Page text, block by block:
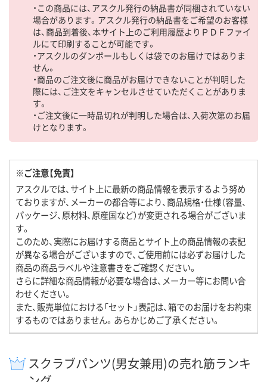
・この商品には、アスクル発行の納品書が同梱されていない
場合があります。アスクル発行の納品書をご希望のお客様
は、商品到着後、本サイト上のご利用履歴よりＰＤＦファイ
ルにて印刷することが可能です。
・アスクルのダンボールもしくは袋でのお届けではありま
せん。
・商品のご注文後に商品がお届けできないことが判明した
際には、ご注文をキャンセルさせていただくことがありま
す。
・ご注文後に一時品切れが判明した場合は、入荷次第のお届
けとなります。
※ご注意【免責】
アスクルでは、サイト上に最新の商品情報を表示するよう努め
ておりますが、メーカーの都合等により、商品規格・仕様（容量、
パッケージ、原材料、原産国など）が変更される場合がございま
す。
このため、実際にお届けする商品とサイト上の商品情報の表記
が異なる場合がございますので、ご使用前には必ずお届けした
商品の商品ラベルや注意書きをご確認ください。
さらに詳細な商品情報が必要な場合は、メーカー等にお問い合
わせください。
また、販売単位における「セット」表記は、箱でのお届けをお約束
するものではありません。あらかじめご了承ください。
スクラブパンツ(男女兼用)の売れ筋ランキ